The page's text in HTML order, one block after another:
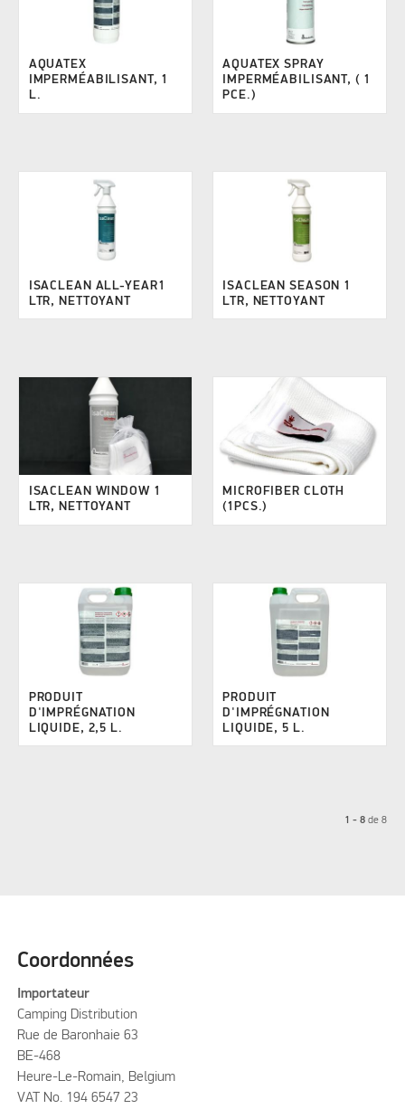
AQUATEX
IMPERMÉABILISANT, 1
L.
AQUATEX SPRAY
IMPERMÉABILISANT, ( 1
PCE.)
ISACLEAN ALL-YEAR1
LTR, NETTOYANT
ISACLEAN SEASON 1
LTR, NETTOYANT
ISACLEAN WINDOW 1
LTR, NETTOYANT
MICROFIBER CLOTH
(1PCS.)
PRODUIT
D'IMPRÉGNATION
LIQUIDE, 2,5 L.
PRODUIT
D'IMPRÉGNATION
LIQUIDE, 5 L.
1 - 8 de8
Coordonnées
Importateur
Camping Distribution
Rue de Baronhaie 63
BE-468
Heure-Le-Romain, Belgium
VAT No. 194 6547 23